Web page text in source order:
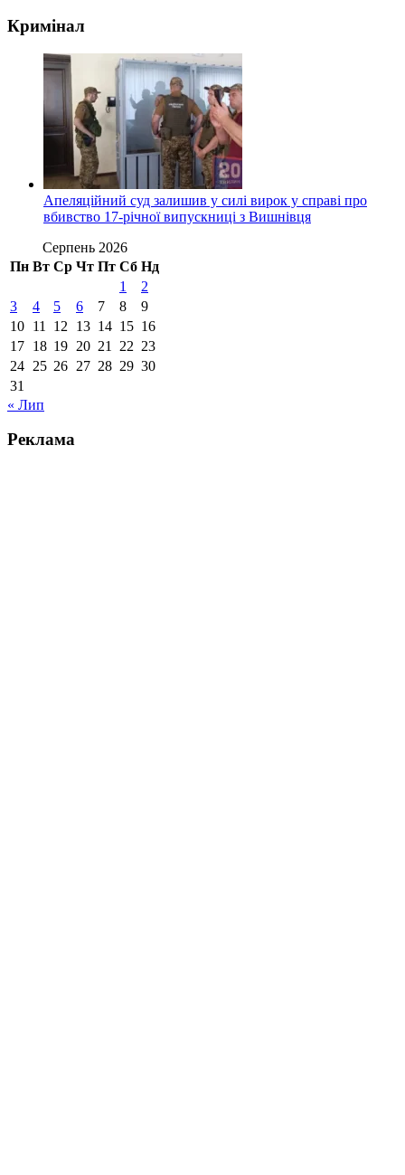
Кримінал
Апеляційний суд залишив у силі вирок у справі про
вбивство 17-річної випускниці з Вишнівця
Серпень 2026
Пн Вт Ср Чт Пт Сб Нд
1
2
3
4 5 6 7 8
9
10 11 12 13 14 15 16
17 18 19 20 21 22 23
24 25 26 27 28 29 30
31
« Лип
Реклама